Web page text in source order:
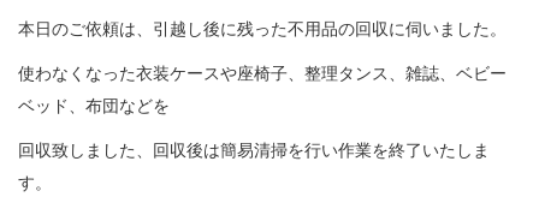
本日のご依頼は、引越し後に残った不用品の回収に伺いました。
使わなくなった衣装ケースや座椅子、整理タンス、雑誌、ベビー
ベッド、布団などを
回収致しました、回収後は簡易清掃を行い作業を終了いたしま
す。